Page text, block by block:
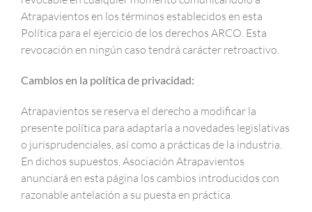
Atrapavientos en los términos establecidos en esta
Política para el ejercicio de los derechos ARCO. Esta
revocación en ningún caso tendrá carácter retroactivo.
Cambios en la política de privacidad:
Atrapavientos se reserva el derecho a modificar la
presente política para adaptarla a novedades legislativas
o jurisprudenciales, así como a prácticas de la industria.
En dichos supuestos, Asociación Atrapavientos
anunciará en esta página los cambios introducidos con
razonable antelación a su puesta en práctica.